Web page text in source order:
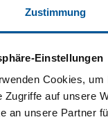
Zustimmung
Einstellungen
Cookies,
Zugriffe auf unsere
an unsere Partner